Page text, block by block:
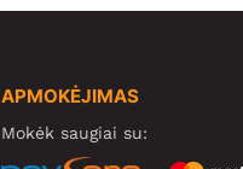
APMOKĖJIMAS
Mokėk saugiai su: